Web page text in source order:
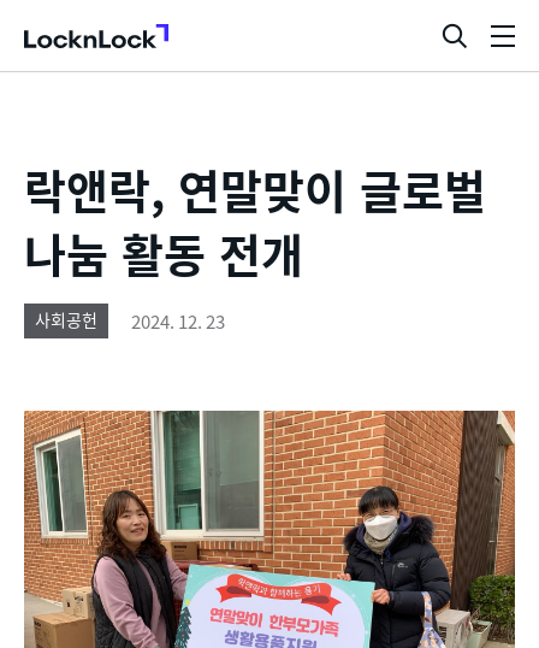
LocknLock
검
색
락앤락, 연말맞이 글로벌
나눔 활동 전개
사회공헌 2024. 12. 23